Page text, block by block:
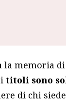
la memoria
ititoli sono
di chi